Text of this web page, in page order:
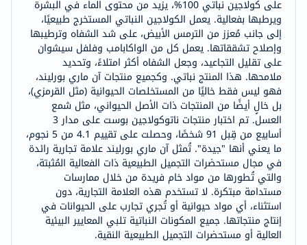
على كولاجين نباتي 100%، يزيد من محتوى الماء في البشرة
ويرطبها بفعالية. يعمل الكولاجين النباتي المستخرج طبيعيًا،
إلى جانب مُعزز من الترمس الأبيض، على شد الشفاه وترطيبها
وإصلاح تشققاتها. يعمل كل من الواكابامب وفلفل سيشوان
على تقليل التجاعيد، وجعل الشفاه أكثر امتلاءً، وتحديد
ملامحها. هذا المنتج نباتي. وكجميع منتجات آن ماري بورليند،
فهو ليس فقط خاليًا من المستخلصات الحيوانية (مثل القرمزي)،
بل خالٍ أيضًا من المنتجات ذات الأصل الحيواني، مثل شمع
العسل. تم اختبار منتجات ناتوكولاجين بوست على مدار 3
أسابيع من قِبل 91 شخصًا، وحصلت على تقييم 4.1 من 5 نجوم،
ما يعني أنها "جيدة". تُمثل آن ماري بورليند علامة تجارية رائدة
في مجال مستحضرات التجميل الطبيعية ذات الفعالية المُثبتة،
والتي تُطورها من مواد خام فريدة من خلال ممارسات
مستدامة مبتكرة. لا تستخدم هذه العلامة التجارية، دون
استثناء، أي مواد حيوانية أو تُجري تجارب على الحيوانات في
إنتاج منتجاتها. جميع المكونات النباتية تلبي المعايير البيئية
العالية أو مستحضرات التجميل الطبيعية النقية.